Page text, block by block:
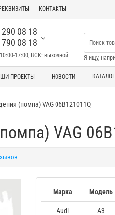
РЕКВИЗИТЫ КОНТАКТЫ
08 18
08 18
17:00, ВСК: выходной Я ищу,
ПРОЕКТЫ НОВОСТИ КАТАЛОГ
(помпа) VAG 06B121011Q
VAG
Марка Модель
Audi A3